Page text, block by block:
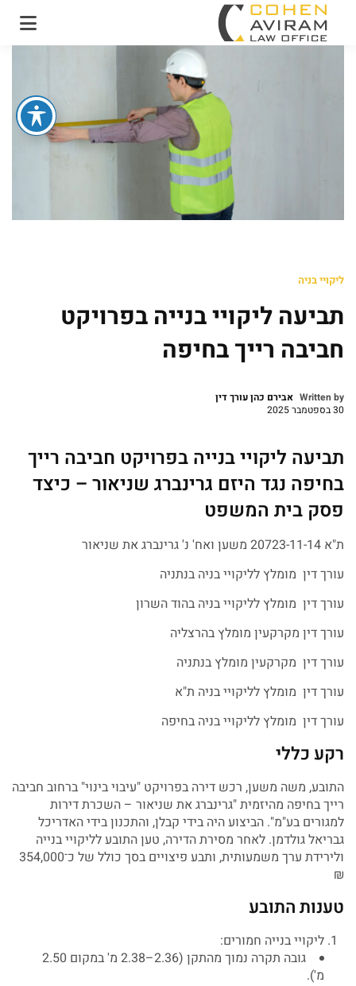
משרד עו"ד מקרקעין
ונדל"ן
ליקויי בניה
תביעה ליקויי בנייה בפרויקט
חביבה רייך בחיפה
Written by אבירם כהן עורך דין
30 בספטמבר 2025
תביעה ליקויי בנייה בפרויקט חביבה רייך
בחיפה נגד היזם גרינברג שניאור – כיצד
פסק בית המשפט
ת"א 20723-11-14 משען ואח' נ' גרינברג את שניאור
עורך דין מומלץ לליקויי בניה בנתניה
עורך דין מומלץ לליקויי בניה בהוד השרון
עורך דין מקרקעין מומלץ בהרצליה
עורך דין מקרקעין מומלץ בנתניה
עורך דין מומלץ לליקויי בניה ת"א
עורך דין מומלץ לליקויי בניה בחיפה
רקע כללי
התובע, משה משען, רכש דירה בפרויקט "עיבוי בינוי" ברחוב חביבה
רייך בחיפה מהיזמית "גרינברג את שניאור – השכרת דירות
למגורים בע"מ". הביצוע היה בידי קבלן, והתכנון בידי האדריכל
גבריאל גולדמן. לאחר מסירת הדירה, טען התובע לליקויי בנייה
ולירידת ערך משמעותית, ותבע פיצויים בסך כולל של כ־354,000
₪
טענות התובע
ליקויי בנייה חמורים:
גובה תקרה נמוך מהתקן (2.36–2.38 מ' במקום 2.50
מ').